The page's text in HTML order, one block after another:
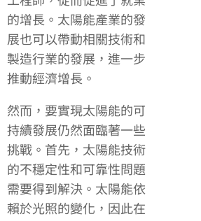
的增長。太陽能產業的發
展也可以帶動相關技術和
製造行業的發展，進一步
推動經濟增長。
然而，要實現太陽能的可
持續發展仍然面臨著一些
挑戰。首先，太陽能技術
的不穩定性和可靠性問題
需要得到解決。太陽能依
賴於光照的變化，因此在